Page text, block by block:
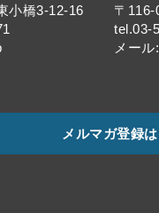
小橋3-12-16
〒
tel.03-
メー
メルマガ登録